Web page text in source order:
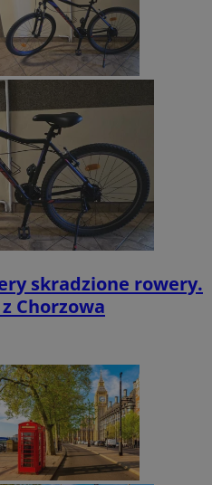
skradzione rowery.
Chorzowa